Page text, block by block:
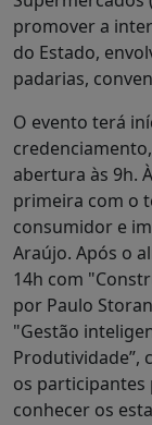
promover a
do Estado,
padarias,
O evento terá
abertura às 9h.
primeira com o
consumidor e
Araújo. Após o
14h com
por Paulo
"Gestão
Produtividade”,
os
conhecer os